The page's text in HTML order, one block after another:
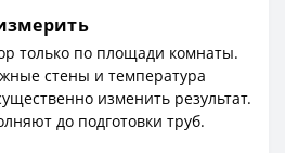
только по площади комнаты.
стены и температура
изменить результат.
до подготовки труб.